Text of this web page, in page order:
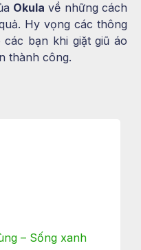
Okula về những cách
Hy vọng các thông
bạn khi giặt giũ áo
thành công.
– Sống xanh